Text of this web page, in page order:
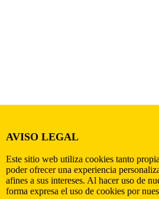
AVISO LEGAL
Este sitio web utiliza cookies tanto
poder ofrecer una experiencia
afines a sus intereses. Al hacer uso de
forma expresa el uso de cookies por